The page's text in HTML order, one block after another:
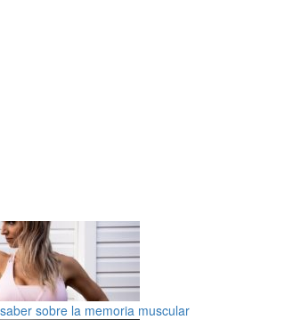
sobre la memoria muscular